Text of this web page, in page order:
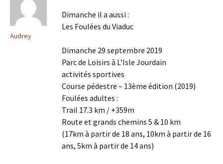
Audrey
Dimanche il a aussi :
Les Foulées du Viaduc
Dimanche 29 septembre 2019
Parc de Loisirs à L’Isle Jourdain
activités sportives
Course pédestre – 13ème édition (2019)
Foulées adultes :
Trail 17.3 km / +359m
Route et grands chemins 5 & 10 km
(17km à partir de 18 ans, 10km à partir de 16
ans, 5km à partir de 14 ans)